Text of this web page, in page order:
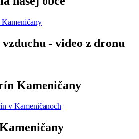
- video z dronu
Kameničany
v Kameničanoch